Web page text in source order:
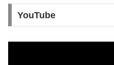
YouTube